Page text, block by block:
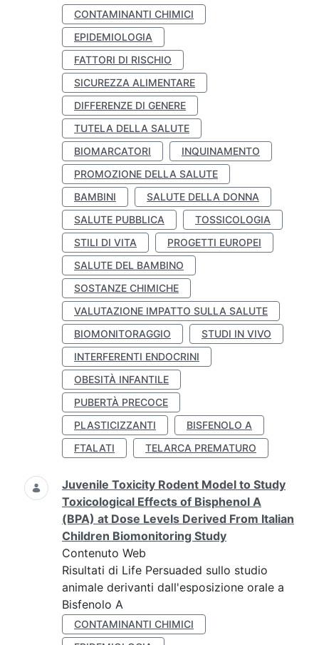
CONTAMINANTI CHIMICI
EPIDEMIOLOGIA
FATTORI DI RISCHIO
SICUREZZA ALIMENTARE
DIFFERENZE DI GENERE
TUTELA DELLA SALUTE
BIOMARCATORI
INQUINAMENTO
PROMOZIONE DELLA SALUTE
BAMBINI
SALUTE DELLA DONNA
SALUTE PUBBLICA
TOSSICOLOGIA
STILI DI VITA
PROGETTI EUROPEI
SALUTE DEL BAMBINO
SOSTANZE CHIMICHE
VALUTAZIONE IMPATTO SULLA SALUTE
BIOMONITORAGGIO
STUDI IN VIVO
INTERFERENTI ENDOCRINI
OBESITÀ INFANTILE
PUBERTÀ PRECOCE
PLASTICIZZANTI
BISFENOLO A
FTALATI
TELARCA PREMATURO
Juvenile Toxicity Rodent Model to Study
Toxicological Effects of Bisphenol A
(BPA) at Dose Levels Derived From Italian
Children Biomonitoring Study
Contenuto Web
Risultati di Life Persuaded sullo studio
animale derivanti dall'esposizione orale a
Bisfenolo A
CONTAMINANTI CHIMICI